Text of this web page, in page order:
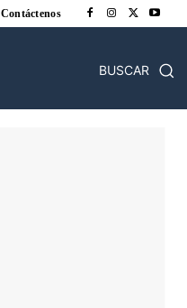
Contáctenos
BUSCAR